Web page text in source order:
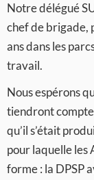
Notre délégué
chef de brigade,
ans dans les
travail.
Nous espérons
tiendront
qu’il s’était
pour laquelle les
forme : la DPSP